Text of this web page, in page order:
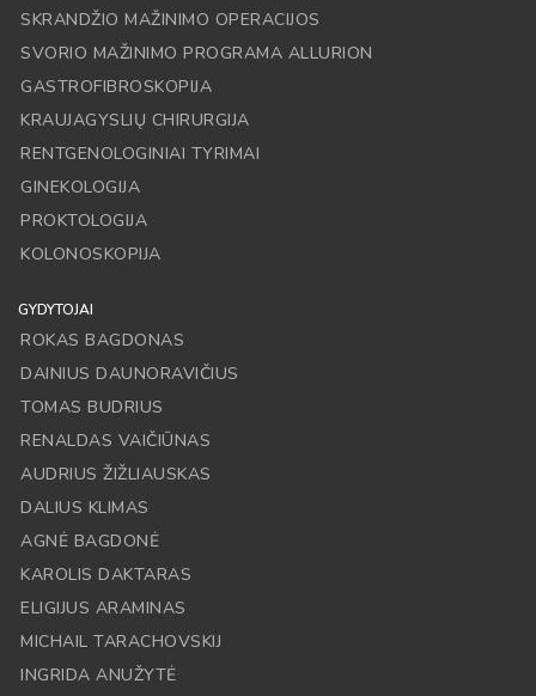
SKRANDŽIO MAŽINIMO OPERACIJOS
SVORIO MAŽINIMO PROGRAMA ALLURION
GASTROFIBROSKOPIJA
KRAUJAGYSLIŲ CHIRURGIJA
RENTGENOLOGINIAI TYRIMAI
GINEKOLOGIJA
PROKTOLOGIJA
KOLONOSKOPIJA
GYDYTOJAI
ROKAS BAGDONAS
DAINIUS DAUNORAVIČIUS
TOMAS BUDRIUS
RENALDAS VAIČIŪNAS
AUDRIUS ŽIŽLIAUSKAS
DALIUS KLIMAS
AGNĖ BAGDONĖ
KAROLIS DAKTARAS
ELIGIJUS ARAMINAS
MICHAIL TARACHOVSKIJ
INGRIDA ANUŽYTĖ